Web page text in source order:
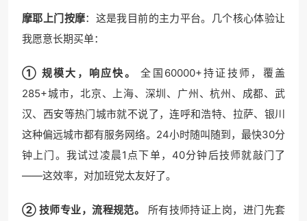
摩耶上门按摩：这是我目前的主力平台。几个核心体验让
我愿意长期买单：
① 规模大，响应快。
全国60000+持证技师，覆盖
285+城市，北京、上海、深圳、广州、杭州、成都、武
汉、西安等热门城市就不说了，连呼和浩特、拉萨、银川
这种偏远城市都有服务网络。24小时随叫随到，最快30分
钟上门。我试过凌晨1点下单，40分钟后技师就敲门了
——这效率，对加班党太友好了。
② 技师专业，流程规范。
所有技师持证上岗，进门先套